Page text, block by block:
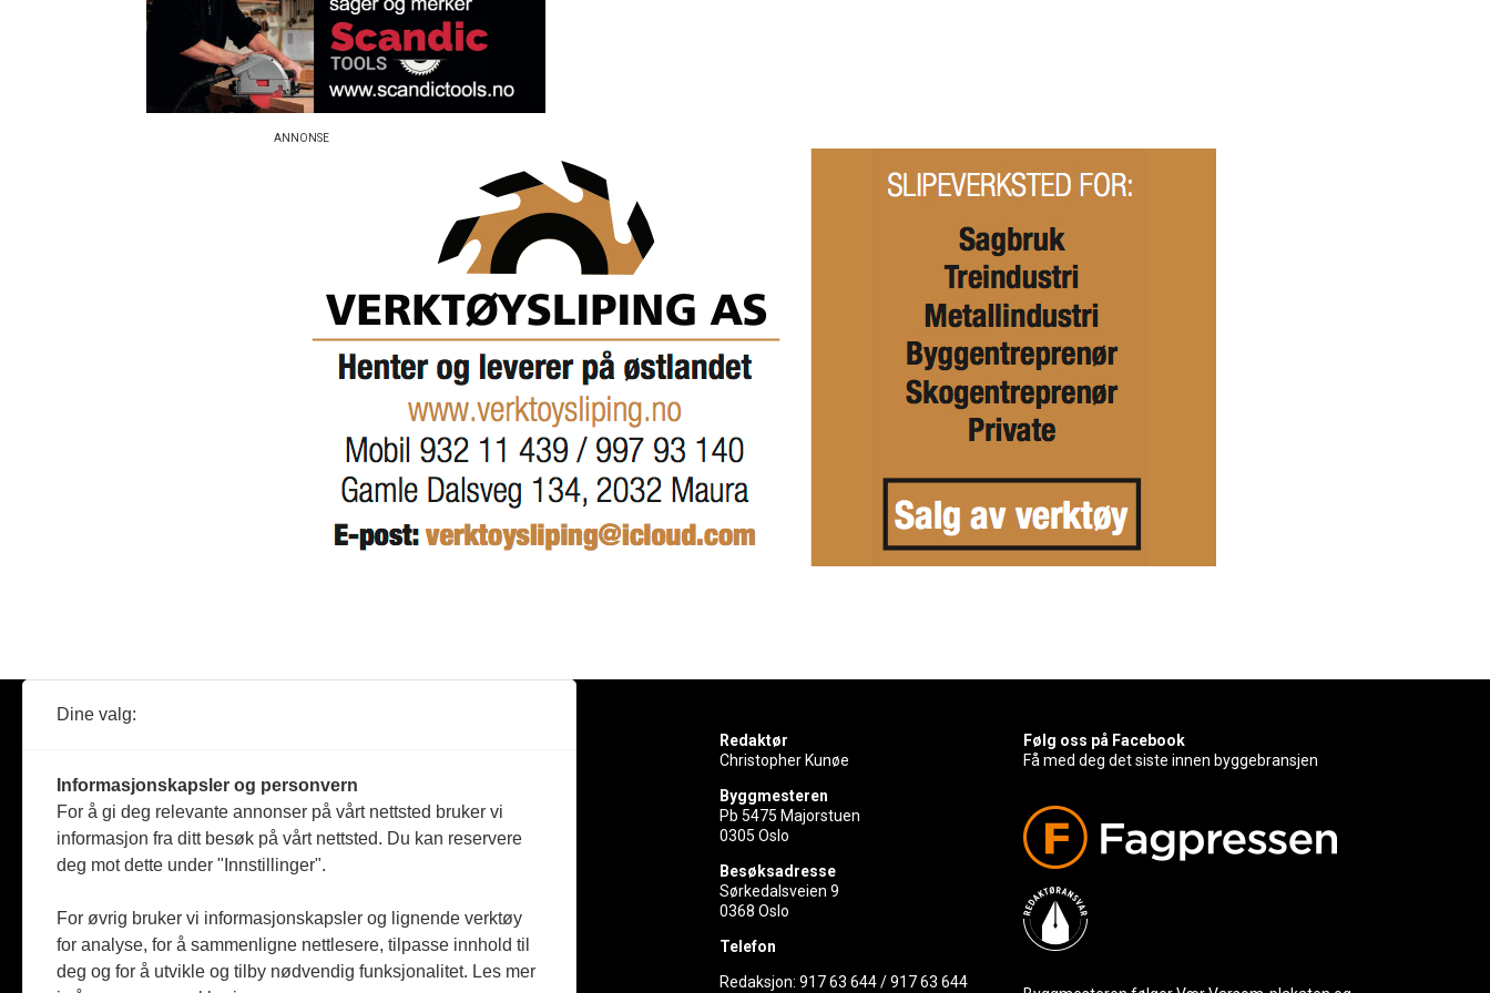
Reportasje
Produkter
Jobbmarked
Redaktør
Christopher Kunøe
Byggmesteren
Pb 5475 Majorstuen
0305 Oslo
Besøksadresse
Sørkedalsveien 9
0368 Oslo
Telefon
Redaksjon:917 63 644/917 63 644
Følg oss på Facebook
Få med deg det siste innen byggebransjen
Dine valg:
Informasjonskapsler og personvern
For å gi deg relevante annonser på vårt nettsted bruker vi
informasjon fra ditt besøk på vårt nettsted. Du kan reservere
deg mot dette under "Innstillinger".
For øvrig bruker vi informasjonskapsler og lignende verktøy
for analyse, for å sammenligne nettlesere, tilpasse innhold til
deg og for å utvikle og tilby nødvendig funksjonalitet. Les mer